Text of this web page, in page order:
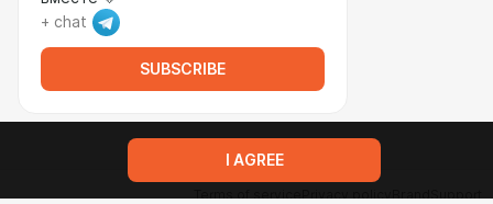
+ chat
SUBSCRIBE
Terms of servicePrivacy policyBrandSupport
I AGREE